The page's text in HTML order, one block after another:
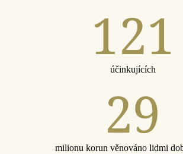
121
účinkujících
29
milionu korun věnováno lidmi